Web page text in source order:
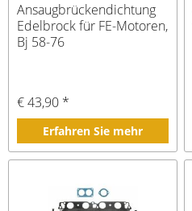
Ansaugbrückendichtung
Edelbrock für FE-Motoren,
Bj 58-76
€ 43,90 *
Erfahren Sie mehr